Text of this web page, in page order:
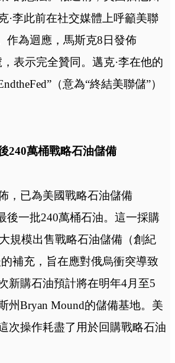
·李此前在社交媒體上呼籲美聯
作為迴應，馬斯克8日發佈
表示完全贊同。 邁克·李在他的
（意為“終結美聯儲”）
240萬桶戰略石油儲備
，已為美國戰略石油儲備
後一批240萬桶石油。這一採購
規模出售戰略石油儲備（創紀
補充，旨在應對俄烏衝突導致
新購石油預計將在明年4月至5
州Bryan Mound的儲備基地。 美
次操作耗盡了用於回購戰略石油